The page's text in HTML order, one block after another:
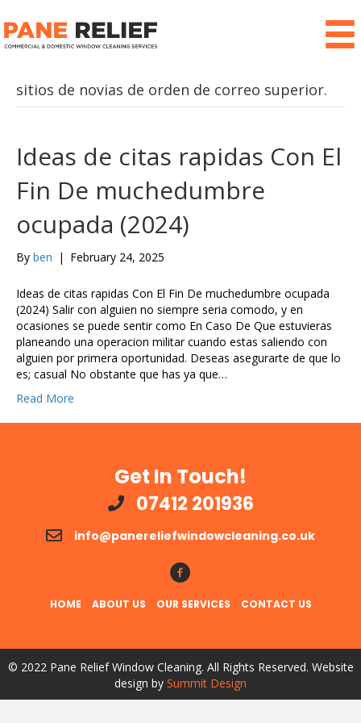
sitios de novias de orden de correo superior.
Ideas de citas rapidas Con El
Fin De muchedumbre
ocupada (2024)
By ben | February 24, 2025
Ideas de citas rapidas Con El Fin De muchedumbre ocupada
(2024) Salir con alguien no siempre seria comodo, y en
ocasiones se puede sentir como En Caso De Que estuvieras
planeando una operacion militar cuando estas saliendo con
alguien por primera oportunidad. Deseas asegurarte de que lo
es; casual No obstante que has ya que…
Read More
Get In Touch!
07412 201936
info@panereliefwindowcleaning.co.uk
Follow Us!
HOME ABOUT US OUR SERVICES CONTACT US
© 2022 Pane Relief Window Cleaning. All Rights Reserved. Website
design by Summit Design